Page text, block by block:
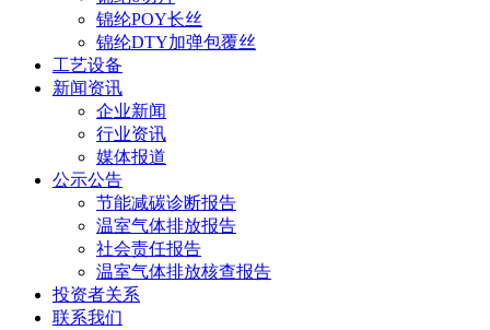
锦纶POY长丝
锦纶DTY加弹包覆丝
工艺设备
新闻资讯
企业新闻
行业资讯
媒体报道
公示公告
节能减碳诊断报告
温室气体排放报告
社会责任报告
温室气体排放核查报告
投资者关系
联系我们